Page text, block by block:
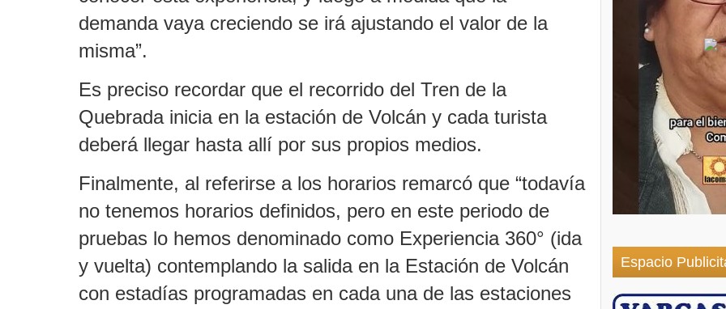
demanda vaya creciendo se irá ajustando el valor de la
misma”.
Es preciso recordar que el recorrido del Tren de la
Quebrada inicia en la estación de Volcán y cada turista
deberá llegar hasta allí por sus propios medios.
Finalmente, al referirse a los horarios remarcó que “todavía
no tenemos horarios definidos, pero en este periodo de
pruebas lo hemos denominado como Experiencia 360° (ida
y vuelta) contemplando la salida en la Estación de Volcán
con estadías programadas en cada una de las estaciones
Espacio